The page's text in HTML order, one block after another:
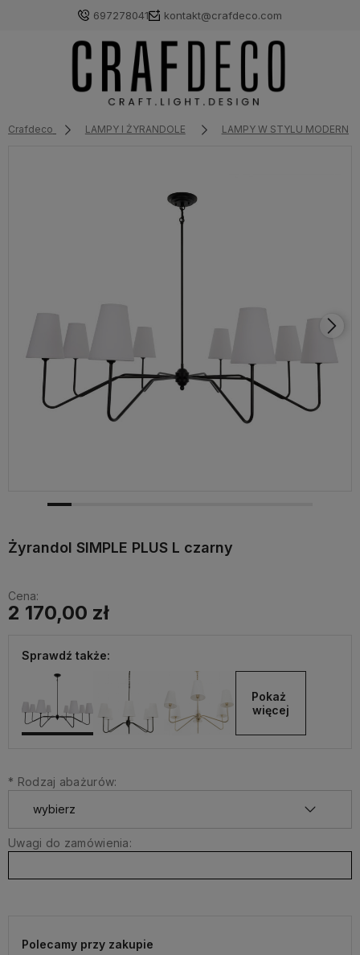
697278041 kontakt@crafdeco.com
Crafdeco LAMPY I ŻYRANDOLE LAMPY W STYLU MODERN
Żyrandol SIMPLE PLUS L czarny
Cena:
2 170,00 zł
Sprawdź także:
Pokaż
więcej
* Rodzaj abażurów:
Uwagi do zamówienia:
Polecamy przy zakupie